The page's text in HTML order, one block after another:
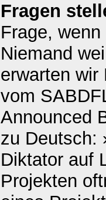
Fragen
Frage,
Niemand
erwarten wir
vom
Announced
zu Deutsch:
Diktator auf
Projekten